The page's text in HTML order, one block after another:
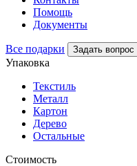
Помощь
Документы
Все подарки Задать вопрос
Упаковка
Текстиль
Металл
Картон
Дерево
Остальные
Стоимость